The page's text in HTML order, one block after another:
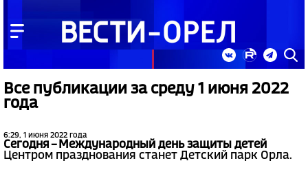
Все публикации за среду 1 июня 2022
года
6:29, 1 июня 2022 года
Сегодня – Международный день защиты детей
Центром празднования станет Детский парк Орла.